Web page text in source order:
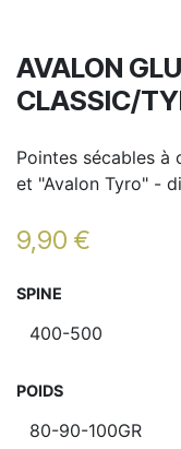
AVALON
CLASSIC/
Pointes sécables à
et "Avalon Tyro" -
9,90 €
SPINE
POIDS